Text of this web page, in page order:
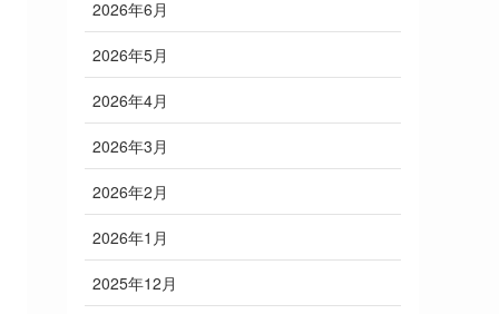
2026年6月
2026年5月
2026年4月
2026年3月
2026年2月
2026年1月
2025年12月